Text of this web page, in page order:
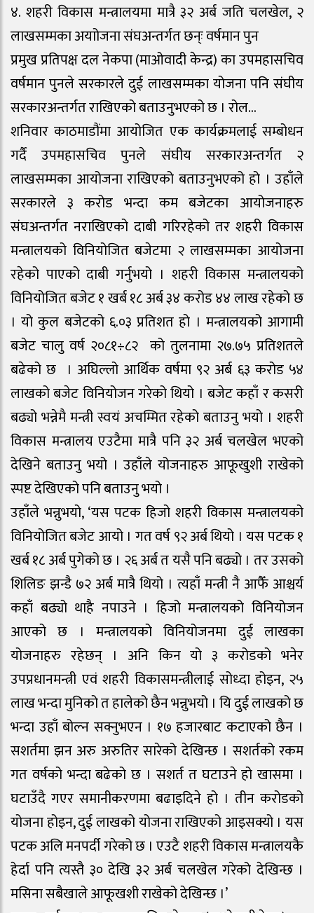
४. शहरी विकास मन्त्रालयमा मात्रै ३२ अर्ब जति चलखेल, २
लाखसम्मका अयाोजना संघअन्तर्गत छन्ः वर्षमान पुन
प्रमुख प्रतिपक्ष दल नेकपा (माओवादी केन्द्र) का उपमहासचिव
वर्षमान पुनले सरकारले दुई लाखसम्मका योजना पनि संघीय
सरकारअन्तर्गत राखिएको बताउनुभएको छ । रोल…
शनिवार काठमाडौंमा आयोजित एक कार्यक्रमलाई सम्बोधन
गर्दै उपमहासचिव पुनले संघीय सरकारअन्तर्गत २
लाखसम्मका आयोजना राखिएको बताउनुभएको हो । उहाँले
सरकारले ३ करोड भन्दा कम बजेटका आयोजनाहरु
संघअन्तर्गत नराखिएको दाबी गरिरहेको तर शहरी विकास
मन्त्रालयको विनियोजित बजेटमा २ लाखसम्मका आयोजना
रहेको पाएको दाबी गर्नुभयो । शहरी विकास मन्त्रालयको
विनियोजित बजेट १ खर्ब १८ अर्ब ३४ करोड ४४ लाख रहेको छ
। यो कुल बजेटको ६.०३ प्रतिशत हो । मन्त्रालयको आगामी
बजेट चालु वर्ष २०८१÷८२ को तुलनामा २७.७५ प्रतिशतले
बढेको छ । अघिल्लो आर्थिक वर्षमा ९२ अर्ब ६३ करोड ५४
लाखको बजेट विनियोजन गरेको थियो । बजेट कहाँ र कसरी
बढ्यो भन्नेमै मन्त्री स्वयं अचम्मित रहेको बताउनु भयो । शहरी
विकास मन्त्रालय एउटैमा मात्रै पनि ३२ अर्ब चलखेल भएको
देखिने बताउनु भयो । उहाँले योजनाहरु आफूखुशी राखेको
स्पष्ट देखिएको पनि बताउनु भयो ।
उहाँले भन्नुभयो, ‘यस पटक हिजो शहरी विकास मन्त्रालयको
विनियोजित बजेट आयो । गत वर्ष ९२ अर्ब थियो । यस पटक १
खर्ब १८ अर्ब पुगेको छ । २६ अर्ब त यसै पनि बढ्यो । तर उसको
शिलिङ झन्डै ७२ अर्ब मात्रै थियो । त्यहाँ मन्त्री नै आफैँ आश्चर्य
कहाँ बढ्यो थाहै नपाउने । हिजो मन्त्रालयको विनियोजन
आएको छ । मन्त्रालयको विनियोजनमा दुई लाखका
योजनाहरु रहेछन् । अनि किन यो ३ करोडको भनेर
उपप्रधानमन्त्री एवं शहरी विकासमन्त्रीलाई सोध्दा होइन, २५
लाख भन्दा मुनिको त हालेको छैन भन्नुभयो । यि दुई लाखको छ
भन्दा उहाँ बोल्न सक्नुभएन । १७ हजारबाट कटाएको छैन ।
सशर्तमा झन अरु अरुतिर सारेको देखिन्छ । सशर्तको रकम
गत वर्षको भन्दा बढेको छ । सशर्त त घटाउने हो खासमा ।
घटाउँदै गएर समानीकरणमा बढाइदिने हो । तीन करोडको
योजना होइन, दुई लाखको योजना राखिएको आइसक्यो । यस
पटक अलि मनपर्दी गरेको छ । एउटै शहरी विकास मन्त्रालयकै
हेर्दा पनि त्यस्तै ३० देखि ३२ अर्ब चलखेल गरेको देखिन्छ ।
मसिना सबैखाले आफूखशी राखेको देखिन्छ ।’